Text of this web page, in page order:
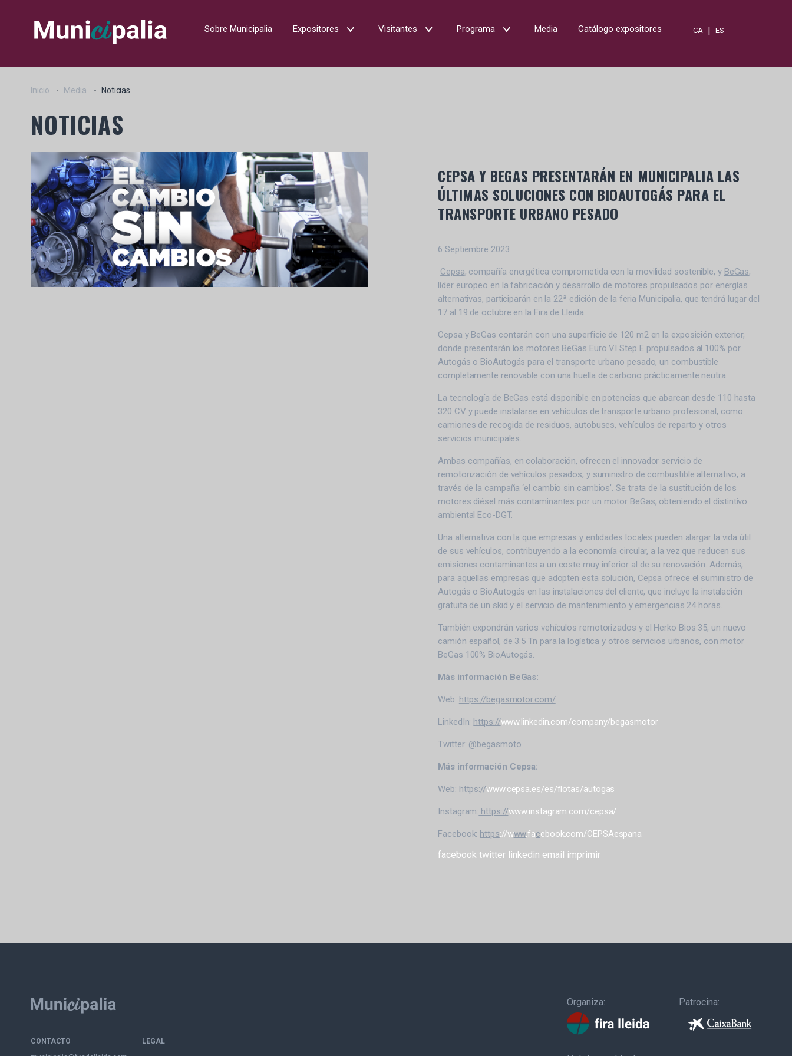
Sobre Municipalia Expositores Visitantes Programa Media Catálogo expositores CA |ES
Inicio Media Noticias
NOTICIAS
CEPSA Y BEGAS PRESENTARÁN EN MUNICIPALIA LAS
ÚLTIMAS SOLUCIONES CON BIOAUTOGÁS PARA EL
TRANSPORTE URBANO PESADO
6 Septiembre 2023
Cepsa, compañía energética comprometida con la movilidad sostenible, y BeGas,
líder europeo en la fabricación y desarrollo de motores propulsados por energías
alternativas, participarán en la 22ª edición de la feria Municipalia, que tendrá lugar del
17 al 19 de octubre en la Fira de Lleida.
Cepsa y BeGas contarán con una superficie de 120 m2 en la exposición exterior,
donde presentarán los motores BeGas Euro VI Step E propulsados al 100% por
Autogás o BioAutogás para el transporte urbano pesado, un combustible
completamente renovable con una huella de carbono prácticamente neutra.
La tecnología de BeGas está disponible en potencias que abarcan desde 110 hasta
320 CV y puede instalarse en vehículos de transporte urbano profesional, como
camiones de recogida de residuos, autobuses, vehículos de reparto y otros
servicios municipales.
Ambas compañías, en colaboración, ofrecen el innovador servicio de
remotorización de vehículos pesados, y suministro de combustible alternativo, a
través de la campaña ‘el cambio sin cambios’. Se trata de la sustitución de los
motores diésel más contaminantes por un motor BeGas, obteniendo el distintivo
ambiental Eco-DGT.
Una alternativa con la que empresas y entidades locales pueden alargar la vida útil
de sus vehículos, contribuyendo a la economía circular, a la vez que reducen sus
emisiones contaminantes a un coste muy inferior al de su renovación. Además,
para aquellas empresas que adopten esta solución, Cepsa ofrece el suministro de
Autogás o BioAutogás en las instalaciones del cliente, que incluye la instalación
gratuita de un skid y el servicio de mantenimiento y emergencias 24 horas.
También expondrán varios vehículos remotorizados y el Herko Bios 35, un nuevo
camión español, de 3.5 Tn para la logística y otros servicios urbanos, con motor
BeGas 100% BioAutogás.
Más información BeGas:
Web: https://begasmotor.com/
LinkedIn: https://www.linkedin.com/company/begasmotor
Twitter: @begasmoto
Más información Cepsa:
Web: https://www.cepsa.es/es/flotas/autogas
Instagram: https://www.instagram.com/cepsa/
Facebook: https://www.facebook.com/CEPSAespana
facebook twitter linkedin email imprimir
CONTACTO
LEGAL
Organiza: Patrocina: